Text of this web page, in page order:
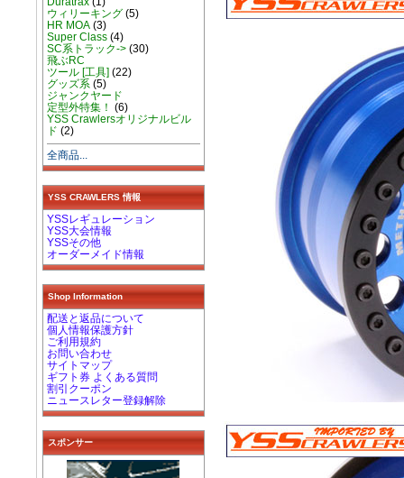
ウィリーキング(5)
HR MOA(3)
Super Class(4)
SC系トラック->(30)
飛ぶRC
ツール [工具] (22)
グッズ系(5)
ジャンクヤード
定型外特集！ (6)
YSS Crawlersオリジナルビル
ド (2)
全商品...
YSS CRAWLERS 情報
YSSレギュレーション
YSS大会情報
YSSその他
オーダーメイド情報
Shop Information
配送と返品について
個人情報保護方針
ご利用規約
お問い合わせ
サイトマップ
ギフト券 よくある質問
割引クーポン
ニュースレター登録解除
スポンサー